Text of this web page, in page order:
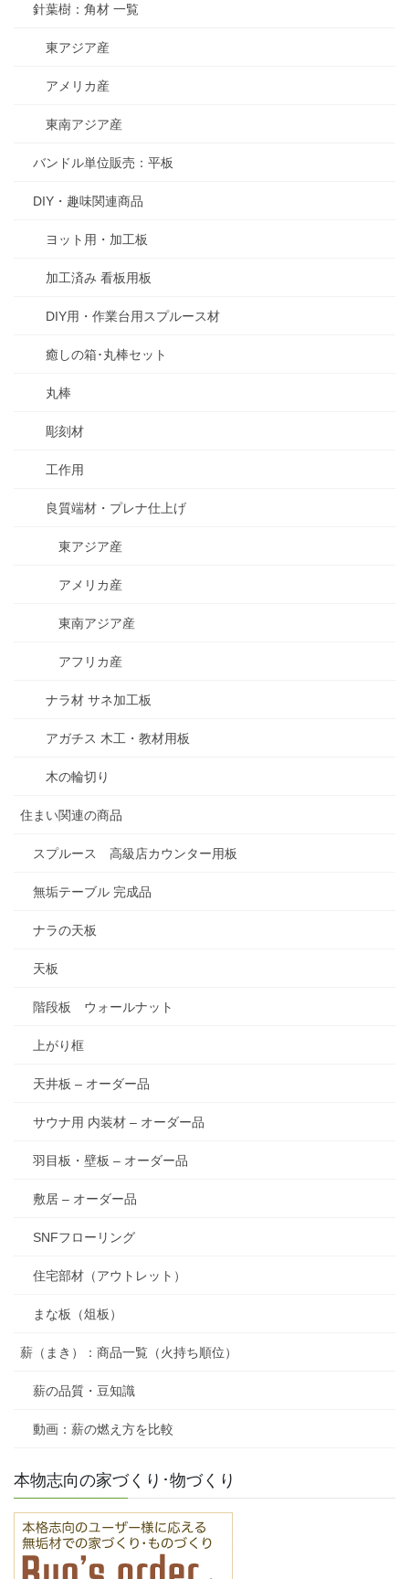
針葉樹：角材 一覧
東アジア産
アメリカ産
東南アジア産
バンドル単位販売：平板
DIY・趣味関連商品
ヨット用・加工板
加工済み 看板用板
DIY用・作業台用スプルース材
癒しの箱･丸棒セット
丸棒
彫刻材
工作用
良質端材・プレナ仕上げ
東アジア産
アメリカ産
東南アジア産
アフリカ産
ナラ材 サネ加工板
アガチス 木工・教材用板
木の輪切り
住まい関連の商品
スプルース 高級店カウンター用板
無垢テーブル 完成品
ナラの天板
天板
階段板 ウォールナット
上がり框
天井板 – オーダー品
サウナ用 内装材 – オーダー品
羽目板・壁板 – オーダー品
敷居 – オーダー品
SNFフローリング
住宅部材（アウトレット）
まな板（俎板）
薪（まき）：商品一覧（火持ち順位）
薪の品質・豆知識
動画：薪の燃え方を比較
本物志向の家づくり･物づくり